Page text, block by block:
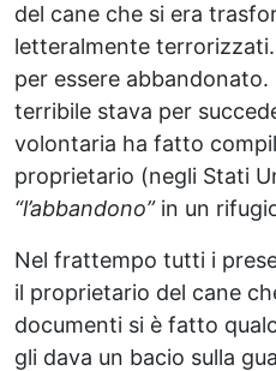
del cane che si era
letteralmente
per essere
terribile stava per
volontaria ha fatto
proprietario (negli Stati
“l’abbandono”in un
Nel frattempo tutti i
il proprietario del cane
documenti si è fatto
gli dava un bacio sulla